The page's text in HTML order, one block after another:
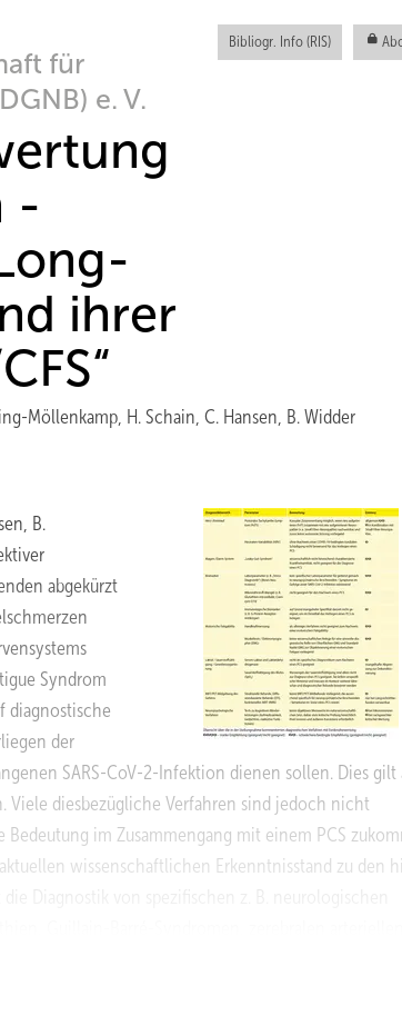
Bibliogr. Info (RIS)
für
e. V.
ihrer
Möllenkamp, H. Schain, C. Hansen, B. Widder
B.
abgekürzt
Syndrom
diagnostische
der
SARS-CoV-2-Infektion dienen sollen. Dies gilt
Viele diesbezügliche Verfahren sind jedoch nicht
im Zusammengang mit einem PCS
wissenschaftlichen Erkenntnisstand zu den